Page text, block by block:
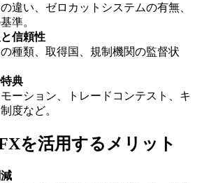
違い、ゼロカットシステムの有無、
準。
信頼性
種類、取得国、規制機関の監督状
典
ーション、トレードコンテスト、キ
度など。
を活用するメリット